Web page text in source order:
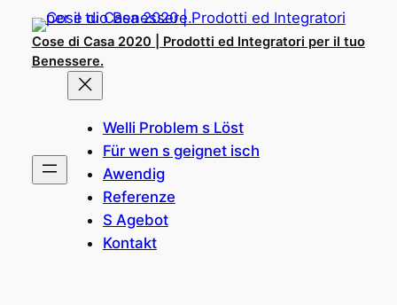
content
Cose di Casa 2020 | Prodotti ed Integratori per il tuo
Benessere.
Welli Problem s Löst
Für wen s geignet isch
Awendig
Referenze
S Agebot
Kontakt